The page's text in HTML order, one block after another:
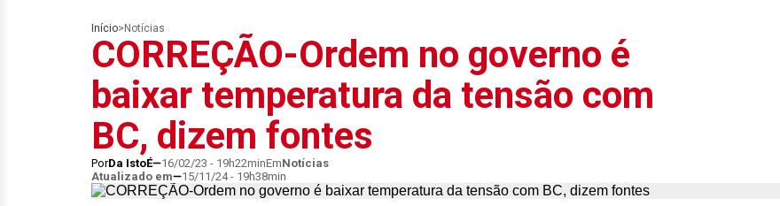
Início> Notícias
CORREÇÃO-Ordem no governo é
baixar temperatura da tensão com
BC, dizem fontes
PorDa IstoÉ 16/02/23 - 19h22minEmNotícias
Atualizado em
15/11/24 - 19h38min